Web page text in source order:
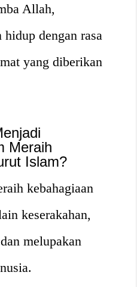
Allah,
dengan rasa
yang diberikan
Meraih
Islam?
kebahagiaan
keserakahan,
melupakan